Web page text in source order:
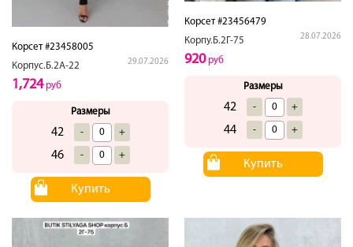
Корсет #23458005
Корпус.Б.2А-22
29.07.2026
1,724руб
Размеры
42 - +
46 - +
Купить
Корсет #23456479
Корпу.Б.2Г-75
28.07.2026
920руб
Размеры
42 - +
44 - +
Купить